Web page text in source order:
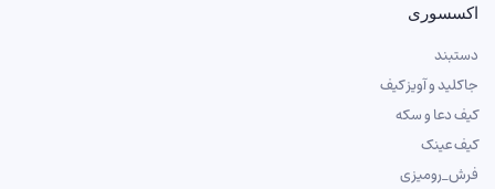
اکسسوری
دستبند
جاکلید و آویز کیف
کیف دعا و سکه
کیف عینک
فرش_رومیزی